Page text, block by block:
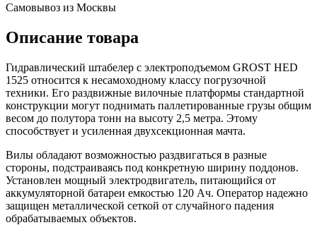
Самовывоз из Москвы
Описание товара
Гидравлический штабелер с электроподъемом GROST HED
1525 относится к несамоходному классу погрузочной
техники. Его раздвижные вилочные платформы стандартной
конструкции могут поднимать паллетированные грузы общим
весом до полутора тонн на высоту 2,5 метра. Этому
способствует и усиленная двухсекционная мачта.
Вилы обладают возможностью раздвигаться в разные
стороны, подстраиваясь под конкретную ширину поддонов.
Установлен мощный электродвигатель, питающийся от
аккумуляторной батареи емкостью 120 Ач. Оператор надежно
защищен металлической сеткой от случайного падения
обрабатываемых объектов.